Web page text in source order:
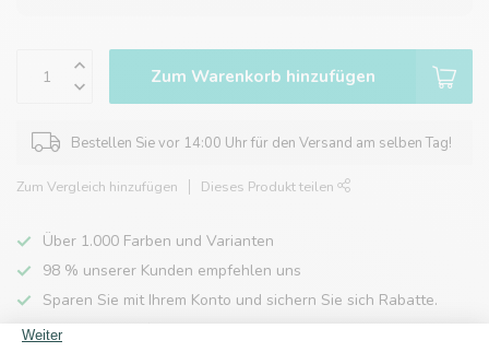
Zum Warenkorb hinzufügen
Bestellen Sie vor 14:00 Uhr für den Versand am selben Tag!
Zum Vergleich hinzufügen Dieses Produkt teilen
Über 1.000 Farben und Varianten
98 % unserer Kunden empfehlen uns
Sparen Sie mit Ihrem Konto und sichern Sie sich Rabatte.
Kostenlose Lieferung nach Hause ab 150 €